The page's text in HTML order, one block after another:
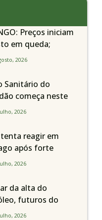
Preços iniciam
em queda;
avançam
2026
Sanitário do
começa neste
dia 1º de agosto,
2026
reagir em
após forte
portos
150/sc
2026
da alta do
futuros do
recuam em
2026